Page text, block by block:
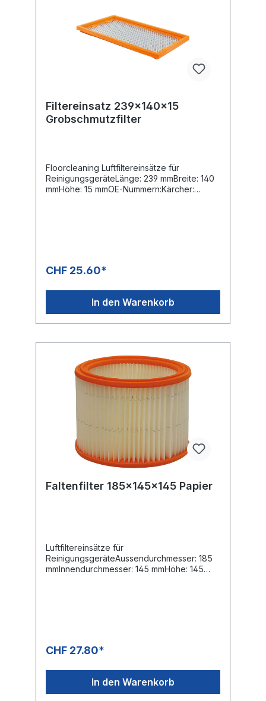
Filtereinsatz 239x140x15
Grobschmutzfilter
Floorcleaning Luftfiltereinsätze für
ReinigungsgeräteLänge: 239 mmBreite: 140
mmHöhe: 15 mmOE-Nummern:Kärcher:
CHF 25.60*
In den Warenkorb
Faltenfilter 185x145x145 Papier
Luftfiltereinsätze für
ReinigungsgeräteAussendurchmesser: 185
mmInnendurchmesser: 145 mmHöhe: 145
CHF 27.80*
In den Warenkorb